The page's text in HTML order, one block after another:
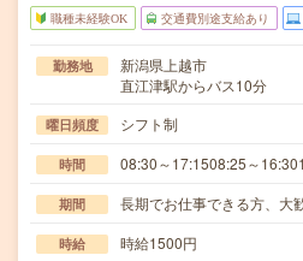
職種未経験OK 交通費別途支給あり
勤務地
新潟県上越市
直江津駅からバス10分
曜日頻度 シフト制
時間 08:30～17:1508:25～
期間 長期でお仕事できる方、大
時給 時給1500円